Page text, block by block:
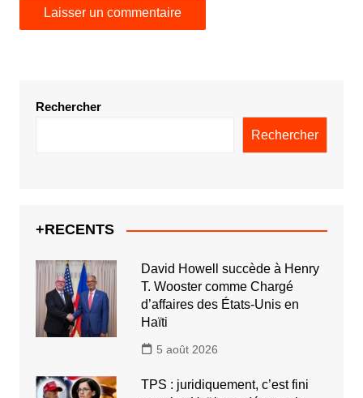
Rechercher
Rechercher
+RECENTS
David Howell succède à Henry
T. Wooster comme Chargé
d’affaires des États-Unis en
Haïti
5 août 2026
TPS : juridiquement, c’est fini